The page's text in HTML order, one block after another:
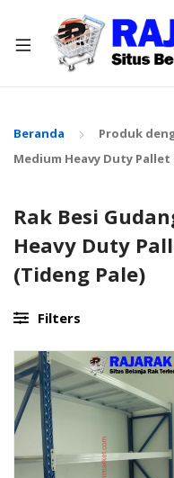
Beranda
Produk
Medium Heavy Duty
Rak Besi
Heavy Duty
(Tideng Pale)
Filters